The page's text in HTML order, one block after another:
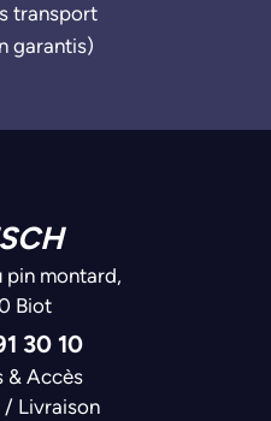
transport
garantis)
pin montard,
Biot
30 10
& Accès
/ Livraison